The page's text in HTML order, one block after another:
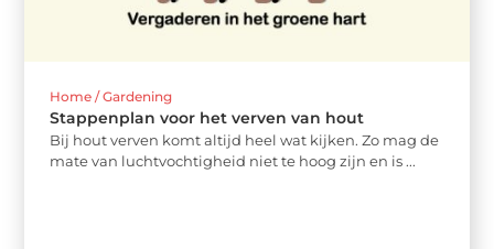
Home / Gardening
Stappenplan voor het verven van hout
Bij hout verven komt altijd heel wat kijken. Zo mag de
mate van luchtvochtigheid niet te hoog zijn en is ...